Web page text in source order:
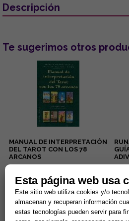
Descripción
Te sugerimos otros
MANUAL DE INTERPRETACIÓN
DEL TAROT CON LOS 78
ARCANOS
Lectura de la boda o
convivencia de la pareja, del
embarazo, de los negocios,
del pleito, de la salud... Éstas...
15,38 €
Comprar
Esta página web usa
Este sitio web utiliza cookies y/o
almacenan y recuperan información
estas tecnologías pueden servir para